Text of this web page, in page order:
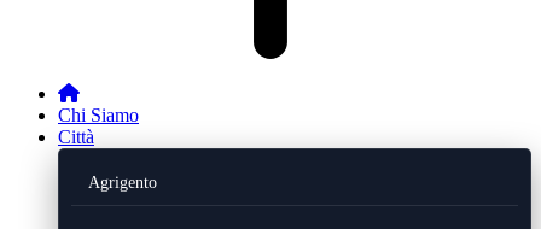
Chi Siamo
Città
Agrigento